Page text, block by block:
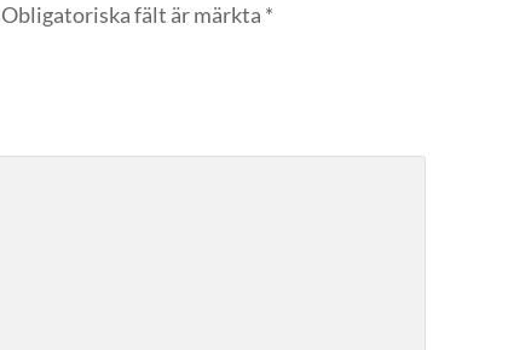
Obligatoriska fält är märkta *